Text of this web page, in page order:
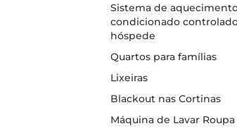
Sistema de
condicionado
hóspede
Quartos para famílias
Lixeiras
Blackout nas Cortinas
Máquina de Lavar Roupa